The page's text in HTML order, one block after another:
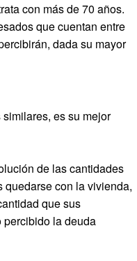
con más de 70 años.
que cuentan entre
dada su mayor
es su mejor
de las cantidades
con la vivienda,
que sus
percibido la deuda